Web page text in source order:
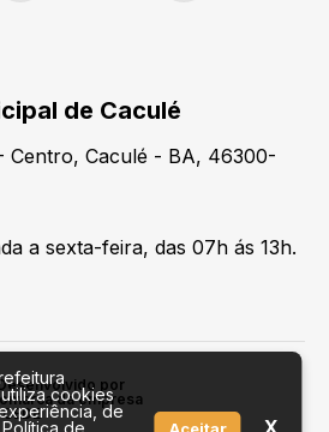
de Caculé
Centro, Caculé - BA, 46300-
a sexta-feira, das 07h ás 13h.
por
cookies
de
de
X